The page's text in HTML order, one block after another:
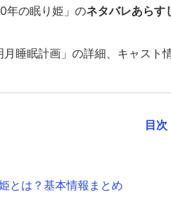
年の眠り姫」のネタバレあらす
睡眠計画」の詳細、キャスト
目次
とは？基本情報まとめ